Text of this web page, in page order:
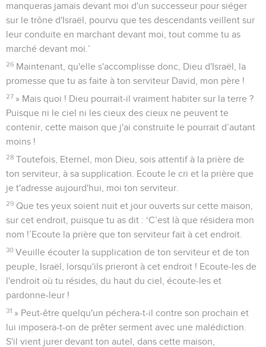
manqueras jamais devant moi d'un successeur pour siéger
sur le trône d'Israël, pourvu que tes descendants veillent sur
leur conduite en marchant devant moi, tout comme tu as
marché devant moi.’
26 Maintenant, qu'elle s'accomplisse donc, Dieu d'Israël, la
promesse que tu as faite à ton serviteur David, mon père !
27 » Mais quoi ! Dieu pourrait-il vraiment habiter sur la terre ?
Puisque ni le ciel ni les cieux des cieux ne peuvent te
contenir, cette maison que j'ai construite le pourrait d’autant
moins !
28 Toutefois, Eternel, mon Dieu, sois attentif à la prière de
ton serviteur, à sa supplication. Ecoute le cri et la prière que
je t'adresse aujourd'hui, moi ton serviteur.
29 Que tes yeux soient nuit et jour ouverts sur cette maison,
sur cet endroit, puisque tu as dit : ‘C’est là que résidera mon
nom !’Ecoute la prière que ton serviteur fait à cet endroit.
30 Veuille écouter la supplication de ton serviteur et de ton
peuple, Israël, lorsqu'ils prieront à cet endroit ! Ecoute-les de
l'endroit où tu résides, du haut du ciel, écoute-les et
pardonne-leur !
31 » Peut-être quelqu'un péchera-t-il contre son prochain et
lui imposera-t-on de prêter serment avec une malédiction.
S'il vient jurer devant ton autel, dans cette maison,